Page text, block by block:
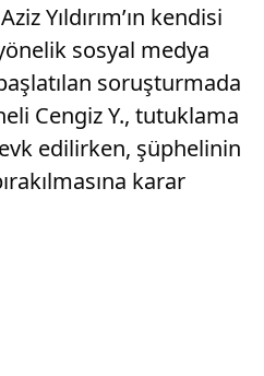
Yıldırım’ın kendisi
yönelik sosyal medya
soruşturmada
Cengiz Y., tutuklama
edilirken, şüphelinin
karar